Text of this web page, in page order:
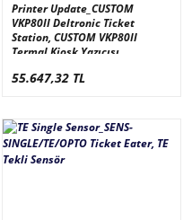
Printer Update_CUSTOM
VKP80II Deltronic Ticket
Station, CUSTOM VKP80II
Termal Kiosk Yazıcısı
55.647,32 TL